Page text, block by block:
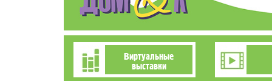
Познавательно-
развлекательное
Виртуальные
выставки